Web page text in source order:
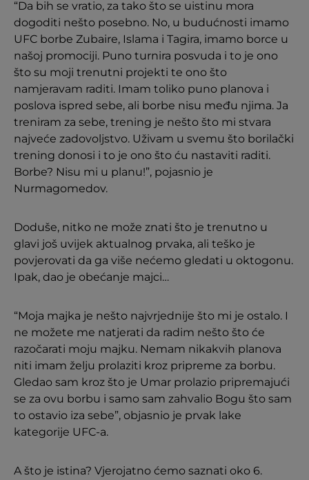
“Da bih se vratio, za tako što se uistinu mora
dogoditi nešto posebno. No, u budućnosti imamo
UFC borbe Zubaire, Islama i Tagira, imamo borce u
našoj promociji. Puno turnira posvuda i to je ono
što su moji trenutni projekti te ono što
namjeravam raditi. Imam toliko puno planova i
poslova ispred sebe, ali borbe nisu među njima. Ja
treniram za sebe, trening je nešto što mi stvara
najveće zadovoljstvo. Uživam u svemu što borilački
trening donosi i to je ono što ću nastaviti raditi.
Borbe? Nisu mi u planu!”, pojasnio je
Nurmagomedov.
Doduše, nitko ne može znati što je trenutno u
glavi još uvijek aktualnog prvaka, ali teško je
povjerovati da ga više nećemo gledati u oktogonu.
Ipak, dao je obećanje majci…
“Moja majka je nešto najvrjednije što mi je ostalo. I
ne možete me natjerati da radim nešto što će
razočarati moju majku. Nemam nikakvih planova
niti imam želju prolaziti kroz pripreme za borbu.
Gledao sam kroz što je Umar prolazio pripremajući
se za ovu borbu i samo sam zahvalio Bogu što sam
to ostavio iza sebe”, objasnio je prvak lake
kategorije UFC-a.
A što je istina? Vjerojatno ćemo saznati oko 6.